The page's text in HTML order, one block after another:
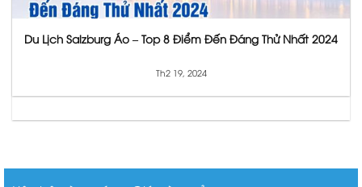
Du Lịch Salzburg Áo – Top 8 Điểm Đến Đáng Thử Nhất 2024
Th2 19, 2024